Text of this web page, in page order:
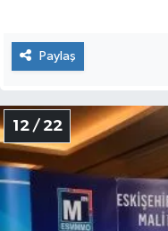
Paylaş
12 / 22